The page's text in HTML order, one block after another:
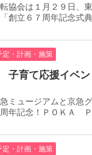
会は１月２９日、
創立６７周年記念式
定・計画・施策
子育て応援イベ
ミュージアムと京急
周年記念！ＰＯＫＡ
定・計画・施策